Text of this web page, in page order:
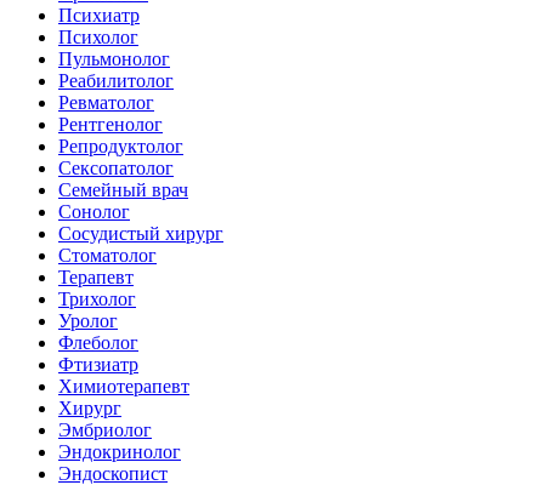
Психиатр
Психолог
Пульмонолог
Реабилитолог
Ревматолог
Рентгенолог
Репродуктолог
Сексопатолог
Семейный врач
Сонолог
Сосудистый хирург
Стоматолог
Терапевт
Трихолог
Уролог
Флеболог
Фтизиатр
Химиотерапевт
Хирург
Эмбриолог
Эндокринолог
Эндоскопист